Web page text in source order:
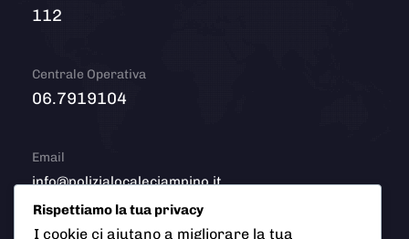
112
Centrale Operativa
06.7919104
Email
info@polizialocaleciampino.it
Rispettiamo la tua privacy
I cookie ci aiutano a migliorare la tua